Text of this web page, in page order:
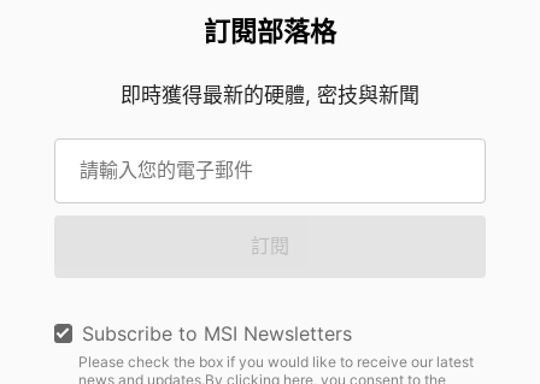
訂閱部落格
即時獲得最新的硬體, 密技與新聞
訂閱
Subscribe to MSI Newsletters
Please check the box if you would like to receive our latest
news and updates.By clicking here, you consent to the